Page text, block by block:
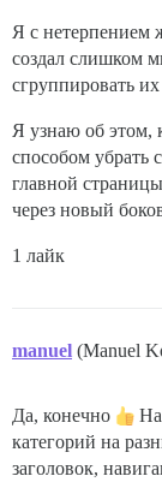
Я с нетерпением
создал слишком
сгруппировать
Я узнаю об этом,
способом убрать
главной
через новый
1 лайк
manuel (Manuel
Да, конечно
На
категорий на
заголовок,